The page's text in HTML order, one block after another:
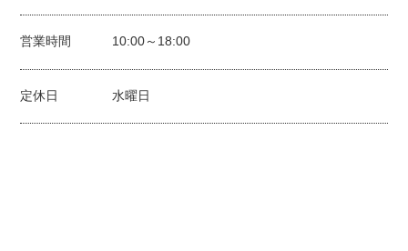
営業時間 10:00～18:00
定休日 水曜日